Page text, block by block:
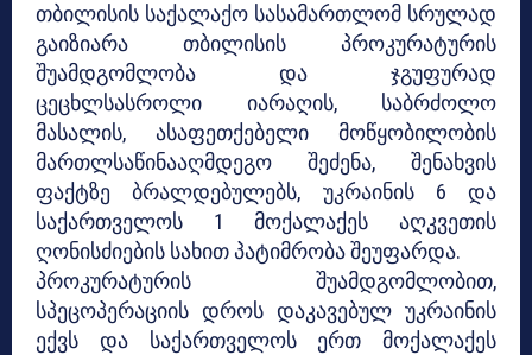
თბილისის საქალაქო სასამართლომ სრულად
გაიზიარა თბილისის პროკურატურის
შუამდგომლობა და ჯგუფურად
ცეცხლსასროლი იარაღის, საბრძოლო
მასალის, ასაფეთქებელი მოწყობილობის
მართლსაწინააღმდეგო შეძენა, შენახვის
ფაქტზე ბრალდებულებს, უკრაინის 6 და
საქართველოს 1 მოქალაქეს აღკვეთის
ღონისძიების სახით პატიმრობა შეუფარდა.
პროკურატურის შუამდგომლობით,
სპეცოპერაციის დროს დაკავებულ უკრაინის
ექვს და საქართველოს ერთ მოქალაქეს